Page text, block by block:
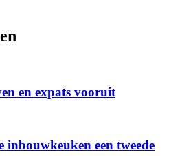
en expats vooruit
een tweede